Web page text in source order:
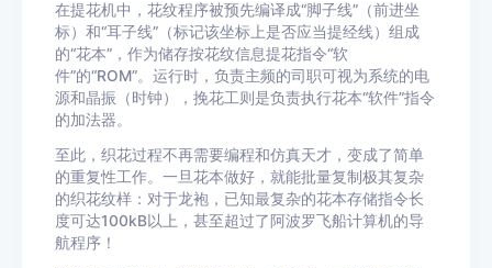
在提花机中，花纹程序被预先编译成“脚子线”（前进坐
标）和“耳子线”（标记该坐标上是否应当提经线）组成
的“花本”，作为储存按花纹信息提花指令“软
件”的“ROM”。运行时，负责主频的司职可视为系统的电
源和晶振（时钟），挽花工则是负责执行花本“软件”指令
的加法器。
至此，织花过程不再需要编程和仿真天才，变成了简单
的重复性工作。一旦花本做好，就能批量复制极其复杂
的织花纹样：对于龙袍，已知最复杂的花本存储指令长
度可达100kB以上，甚至超过了阿波罗飞船计算机的导
航程序！